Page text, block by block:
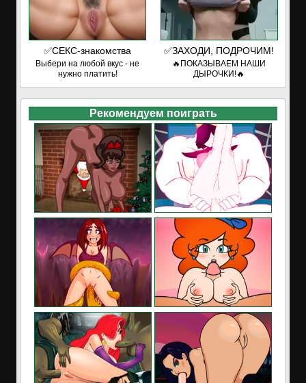
✅СЕКС-знакомства
Выбери на любой вкус - не
нужно платить!
✅ЗАХОДИ, ПОДРОЧИМ!
🔥ПОКАЗЫВАЕМ НАШИ
ДЫРОЧКИ!🔥
Рекомендуем поиграть